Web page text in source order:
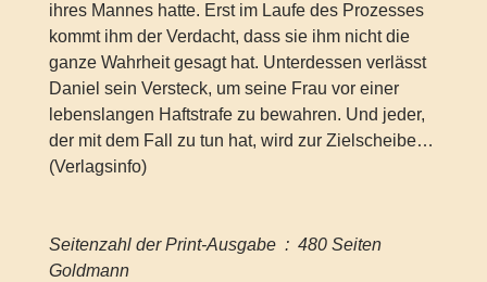
ihres Mannes hatte. Erst im Laufe des Prozesses
kommt ihm der Verdacht, dass sie ihm nicht die
ganze Wahrheit gesagt hat. Unterdessen verlässt
Daniel sein Versteck, um seine Frau vor einer
lebenslangen Haftstrafe zu bewahren. Und jeder,
der mit dem Fall zu tun hat, wird zur Zielscheibe…
(Verlagsinfo)
Seitenzahl der Print-Ausgabe ‏ : ‎ 480 Seiten
Goldmann